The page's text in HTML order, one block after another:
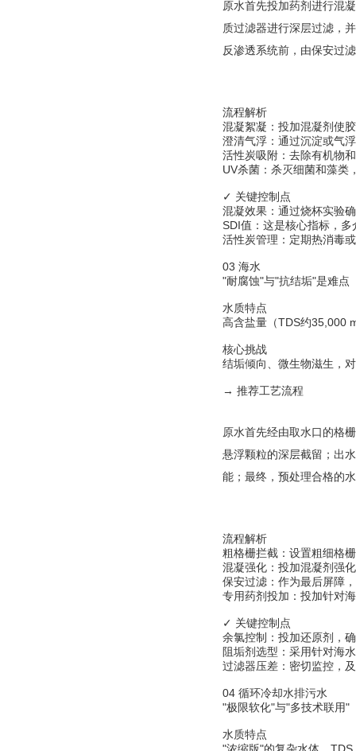
原水首先投加药剂进行混
质过滤器进行深层过滤，
反渗透系统前，由保安过
流程解析
混凝絮凝：投加混凝剂使
澄清气浮：通过沉淀或气
活性炭吸附：去除有机物
UV杀菌：杀灭细菌和藻类
✓ 关键控制点
混凝效果：通过烧杯实验
SDI值：这是核心指标，
活性炭管理：定期热消毒
03 海水
"耐腐蚀"与"抗结垢"是难点
水质特点
高含盐量（TDS约35,000
核心挑战
结垢倾向、微生物滋生，
→ 推荐工艺流程
原水首先经由取水口的格
悬浮颗粒的深层截留；出
能；最终，预处理合格的
流程解析
粗格栅拦截：设置粗细格
混凝强化：投加混凝剂强
保安过滤：作为最后屏障
专用药剂投加：投加针对
✓ 关键控制点
余氯控制：投加还原剂，
阻垢剂选型：采用针对海
过滤器压差：密切监控，
04 循环冷却水排污水
"极限软化"与"多技术联用"
水质特点